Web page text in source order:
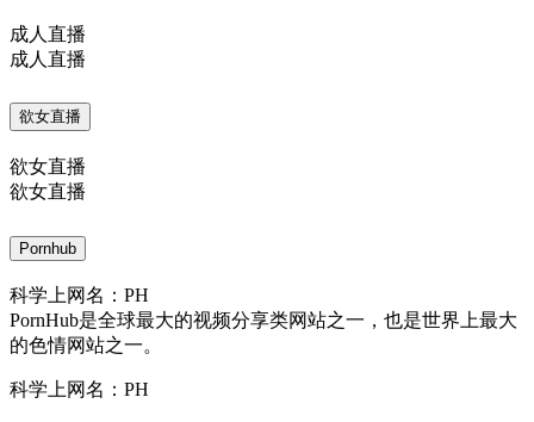
成人直播
成人直播
欲女直播
欲女直播
欲女直播
Pornhub
科学上网名：PH
PornHub是全球最大的视频分享类网站之一，也是世界上最大
的色情网站之一。
科学上网名：PH